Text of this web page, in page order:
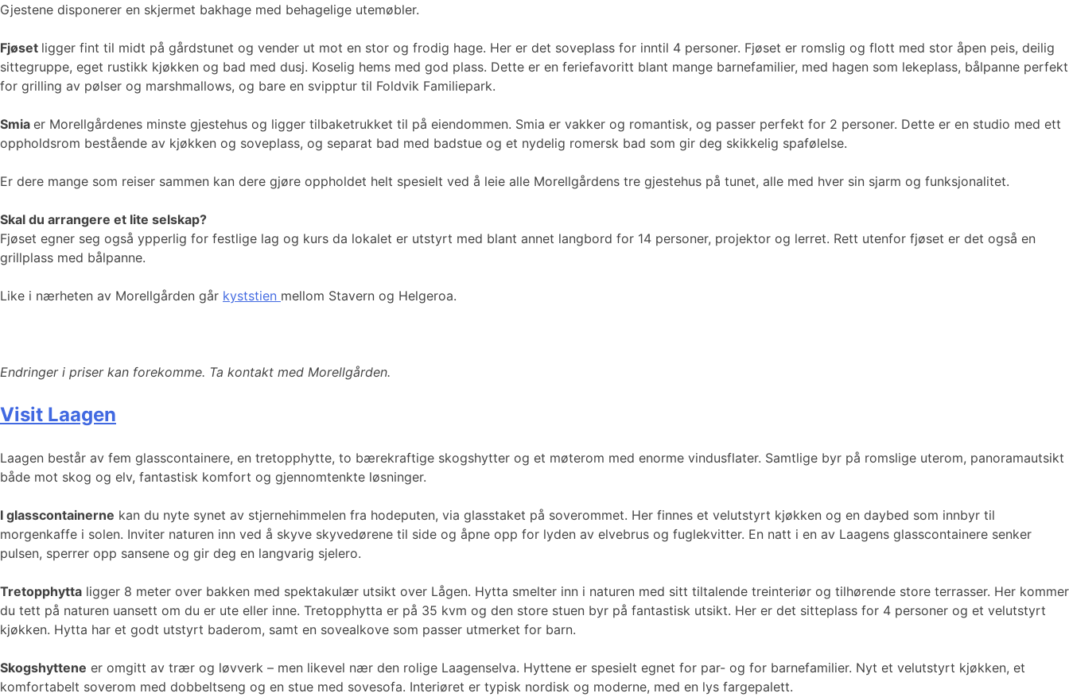
Gjestene disponerer en skjermet bakhage med behagelige utemøbler.
Fjøset ligger fint til midt på gårdstunet og vender ut mot en stor og frodig hage. Her er det soveplass for inntil 4 personer. Fjøset er romslig og flott med stor åpen peis, deilig
sittegruppe, eget rustikk kjøkken og bad med dusj. Koselig hems med god plass. Dette er en feriefavoritt blant mange barnefamilier, med hagen som lekeplass, bålpanne perfekt
for grilling av pølser og marshmallows, og bare en svipptur til Foldvik Familiepark.
Smia er Morellgårdenes minste gjestehus og ligger tilbaketrukket til på eiendommen. Smia er vakker og romantisk, og passer perfekt for 2 personer. Dette er en studio med ett
oppholdsrom bestående av kjøkken og soveplass, og separat bad med badstue og et nydelig romersk bad som gir deg skikkelig spafølelse.
Er dere mange som reiser sammen kan dere gjøre oppholdet helt spesielt ved å leie alle Morellgårdens tre gjestehus på tunet, alle med hver sin sjarm og funksjonalitet.
Skal du arrangere et lite selskap?
Fjøset egner seg også ypperlig for festlige lag og kurs da lokalet er utstyrt med blant annet langbord for 14 personer, projektor og lerret. Rett utenfor fjøset er det også en
grillplass med bålpanne.
Like i nærheten av Morellgården går kyststien mellom Stavern og Helgeroa.
Endringer i priser kan forekomme. Ta kontakt med Morellgården.
Visit Laagen
Laagen består av fem glasscontainere, en tretopphytte, to bærekraftige skogshytter og et møterom med enorme vindusflater. Samtlige byr på romslige uterom, panoramautsikt
både mot skog og elv, fantastisk komfort og gjennomtenkte løsninger.
I glasscontainerne kan du nyte synet av stjernehimmelen fra hodeputen, via glasstaket på soverommet. Her finnes et velutstyrt kjøkken og en daybed som innbyr til
morgenkaffe i solen. Inviter naturen inn ved å skyve skyvedørene til side og åpne opp for lyden av elvebrus og fuglekvitter. En natt i en av Laagens glasscontainere senker
pulsen, sperrer opp sansene og gir deg en langvarig sjelero.
Tretopphytta ligger 8 meter over bakken med spektakulær utsikt over Lågen. Hytta smelter inn i naturen med sitt tiltalende treinteriør og tilhørende store terrasser. Her kommer
du tett på naturen uansett om du er ute eller inne. Tretopphytta er på 35 kvm og den store stuen byr på fantastisk utsikt. Her er det sitteplass for 4 personer og et velutstyrt
kjøkken. Hytta har et godt utstyrt baderom, samt en sovealkove som passer utmerket for barn.
Skogshyttene er omgitt av trær og løvverk – men likevel nær den rolige Laagenselva. Hyttene er spesielt egnet for par- og for barnefamilier. Nyt et velutstyrt kjøkken, et
komfortabelt soverom med dobbeltseng og en stue med sovesofa. Interiøret er typisk nordisk og moderne, med en lys fargepalett.